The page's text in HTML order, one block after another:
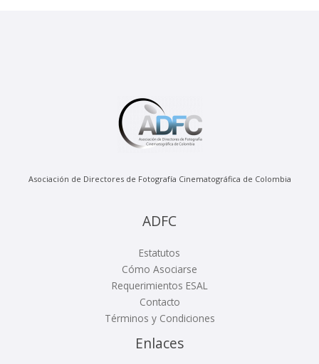
Asociación de Directores de Fotografía Cinematográfica de Colombia
ADFC
Estatutos
Cómo Asociarse
Requerimientos ESAL
Contacto
Términos y Condiciones
Enlaces